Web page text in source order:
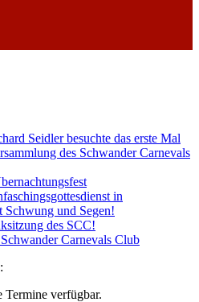
Seidler besuchte das erste Mal
des Schwander Carnevals
in
Schwung und Segen!
des SCC!
Carnevals Club
Termine verfügbar.